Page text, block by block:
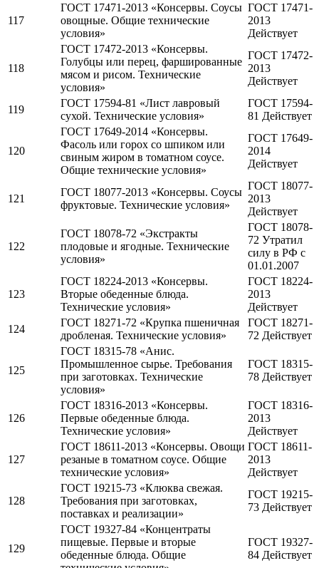
117
ГОСТ 17471-2013 «Консервы. Соусы
овощные. Общие технические
условия»
ГОСТ 17471-
2013
Действует
118
ГОСТ 17472-2013 «Консервы.
Голубцы или перец, фаршированные
мясом и рисом. Технические
условия»
ГОСТ 17472-
2013
Действует
119
ГОСТ 17594-81 «Лист лавровый
сухой. Технические условия»
ГОСТ 17594-
81 Действует
120
ГОСТ 17649-2014 «Консервы.
Фасоль или горох со шпиком или
свиным жиром в томатном соусе.
Общие технические условия»
ГОСТ 17649-
2014
Действует
121
ГОСТ 18077-2013 «Консервы. Соусы
фруктовые. Технические условия»
ГОСТ 18077-
2013
Действует
122
ГОСТ 18078-72 «Экстракты
плодовые и ягодные. Технические
условия»
ГОСТ 18078-
72 Утратил
силу в РФ c
01.01.2007
123
ГОСТ 18224-2013 «Консервы.
Вторые обеденные блюда.
Технические условия»
ГОСТ 18224-
2013
Действует
124
ГОСТ 18271-72 «Крупка пшеничная
дробленая. Технические условия»
ГОСТ 18271-
72 Действует
125
ГОСТ 18315-78 «Анис.
Промышленное сырье. Требования
при заготовках. Технические
условия»
ГОСТ 18315-
78 Действует
126
ГОСТ 18316-2013 «Консервы.
Первые обеденные блюда.
Технические условия»
ГОСТ 18316-
2013
Действует
127
ГОСТ 18611-2013 «Консервы. Овощи
резаные в томатном соусе. Общие
технические условия»
ГОСТ 18611-
2013
Действует
128
ГОСТ 19215-73 «Клюква свежая.
Требования при заготовках,
поставках и реализации»
ГОСТ 19215-
73 Действует
129
ГОСТ 19327-84 «Концентраты
пищевые. Первые и вторые
обеденные блюда. Общие
ГОСТ 19327-
84 Действует